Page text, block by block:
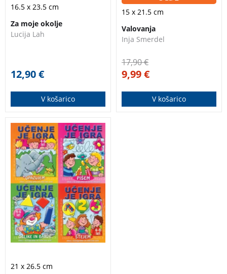
16.5 x 23.5 cm
Za moje okolje
Lucija Lah
12,90€
V košarico
15 x 21.5 cm
Valovanja
Inja Smerdel
17,90€
9,99€
V košarico
Otroci se lahko iz
štirih delovnih
zvezkov na igriv način
naučijo prvih potez s
svinčnikom, šteti,
prepoznavati barve in
oblike ter natančneje
opazovati.
21 x 26.5 cm